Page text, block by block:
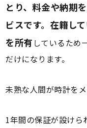
とり、料金や納期
ビスです。在籍し
を所有 しているため
だけになります。
未熟な人間が時計を
1年間の保証が設け